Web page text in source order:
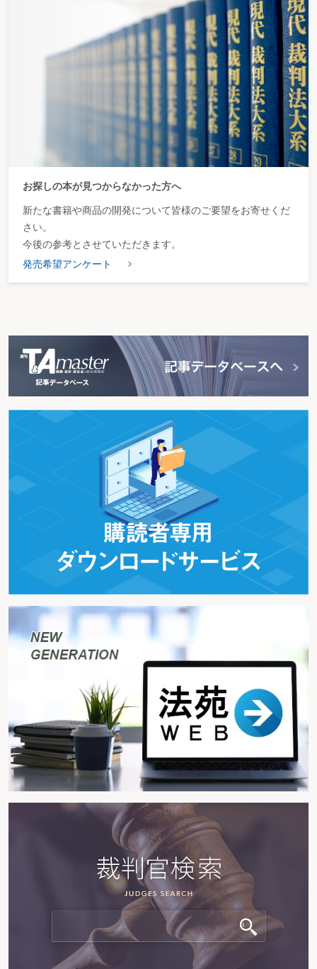
お探しの本が見つからなかった方へ
新たな書籍や商品の開発について皆様のご要望をお寄せくだ
さい。
今後の参考とさせていただきます。
発売希望アンケート